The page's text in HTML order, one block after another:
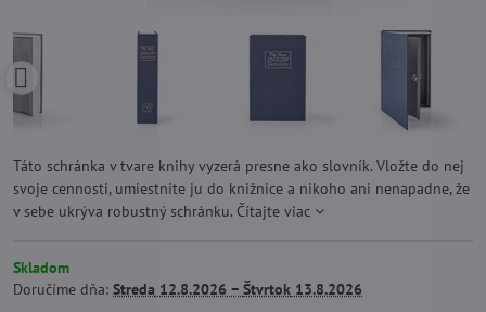
Táto schránka v tvare knihy vyzerá presne ako slovník. Vložte do nej
svoje cennosti, umiestnite ju do knižnice a nikoho ani nenapadne, že
v sebe ukrýva robustný schránku. Čítajte viac
Skladom
Doručíme dňa: Streda 12.8.2026 − Štvrtok 13.8.2026